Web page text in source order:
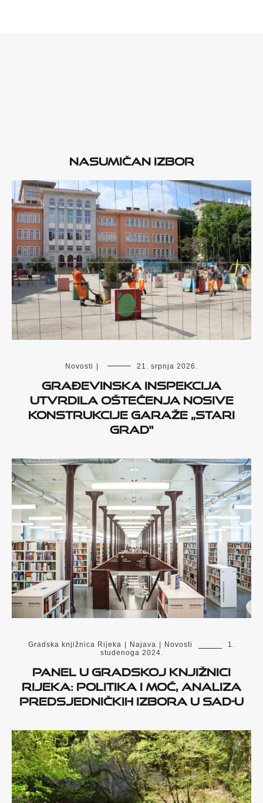
Nasumičan izbor
Novosti | 21. srpnja 2026.
Građevinska inspekcija
utvrdila oštećenja nosive
konstrukcije garaže „Stari
grad“
Gradska knjižnica Rijeka | Najava | Novosti
1.
studenoga 2024.
Panel u Gradskoj knjižnici
Rijeka: Politika i moć, analiza
predsjedničkih izbora u SAD-u